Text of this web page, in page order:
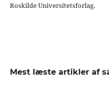
Roskilde Universitetsforlag.
Mest læste artikler af